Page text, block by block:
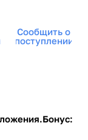
косметика),
50 мл
Сообщить о
поступлении
Бонус: